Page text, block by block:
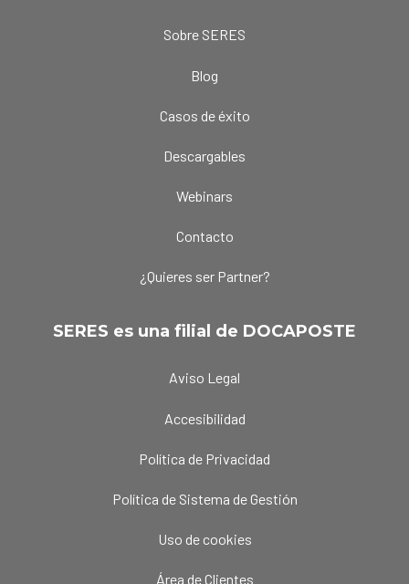
Sobre SERES
Blog
Casos de éxito
Descargables
Webinars
Contacto
¿Quieres ser Partner?
SERES es una filial de DOCAPOSTE
Aviso Legal
Accesibilidad
Política de Privacidad
Política de Sistema de Gestión
Uso de cookies
Área de Clientes